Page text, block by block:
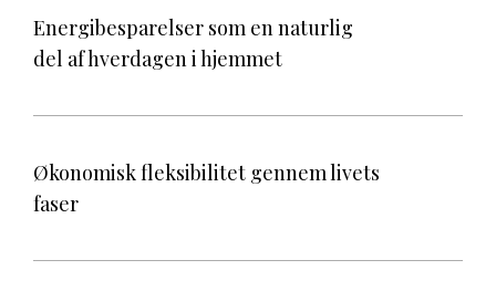
Energibesparelser som en naturlig
del af hverdagen i hjemmet
Økonomisk fleksibilitet gennem livets
faser